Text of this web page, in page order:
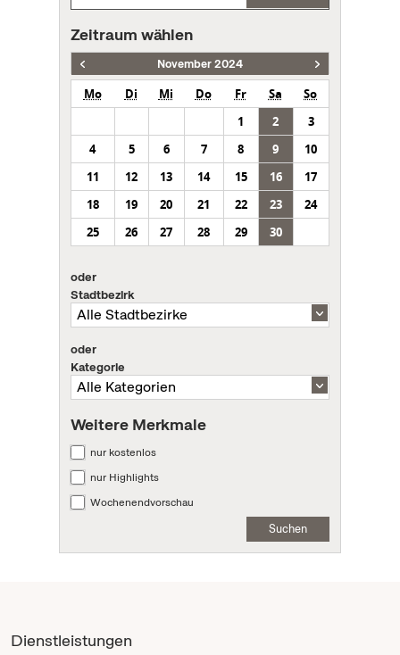
Zeitraum wählen
November 2024
Mo Di Mi Do Fr Sa
So
1
2
3
4
5 6 7 8 9
10
11
12 13 14 15 16
17
18
19 20 21 22 23
24
25
26 27 28 29 30
oder
Stadtbezirk
oder
Kategorie
Weitere Merkmale
nur kostenlos
nur Highlights
Wochenendvorschau
Suchen
Dienstleistungen